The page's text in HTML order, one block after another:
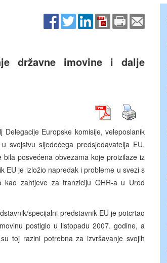
državne imovine i dalje
Europske komisije, veleposlanik
svojstvu sljedećega predsjedavatelja EU,
posvećena obvezama koje proizilaze iz
EU je izložio napredak i probleme u svezi s
zahtjeve za tranziciju OHR-a u Ured
specijalni predstavnik EU je potcrtao
postiglo u listopadu 2007. godine, a
toj razini potrebna za izvršavanje svojih